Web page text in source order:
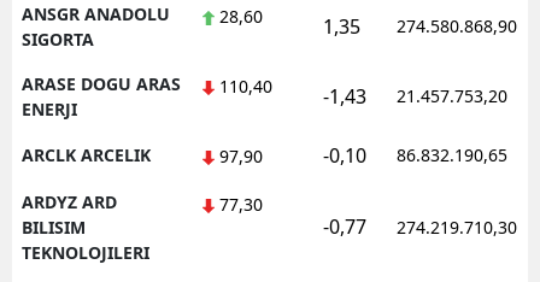
ANSGR ANADOLU
SIGORTA
28,60 1,35 274.580.868,90
ARASE DOGU ARAS
ENERJI
110,40 -1,43 21.457.753,20
ARCLK ARCELIK 97,90 -0,10 86.832.190,65
ARDYZ ARD
BILISIM
TEKNOLOJILERI
77,30
-0,77 274.219.710,30